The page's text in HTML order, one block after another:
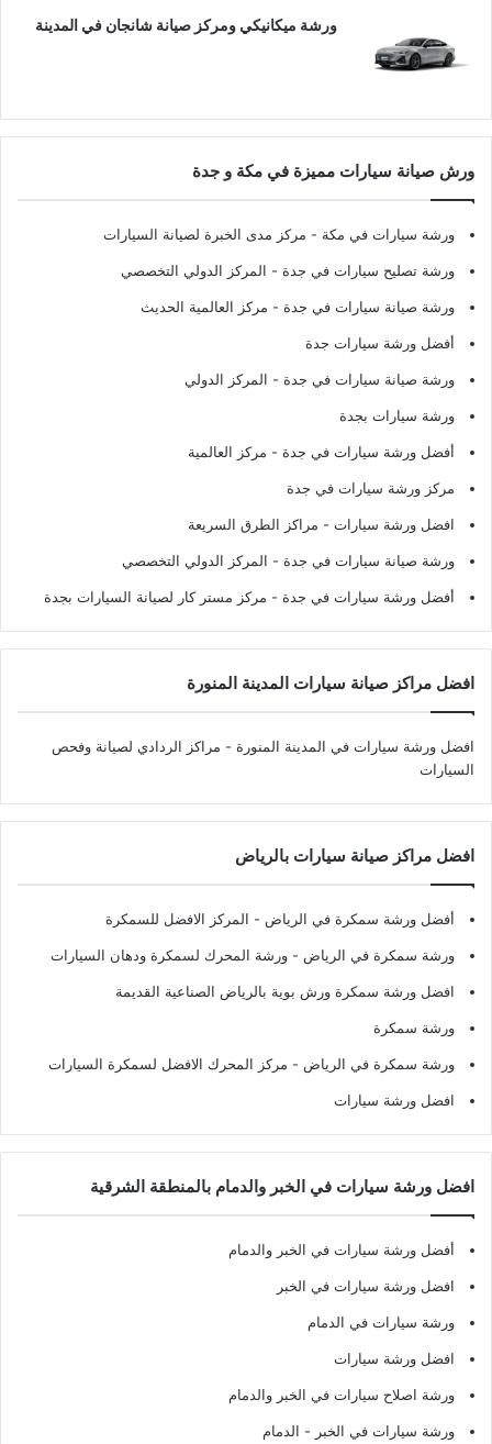
ورشة ميكانيكي ومركز صيانة شانجان في المدينة
ورش صيانة سيارات مميزة في مكة و جدة
ورشة سيارات في مكة - مركز مدى الخبرة لصيانة السيارات
ورشة تصليح سيارات في جدة - المركز الدولي التخصصي
ورشة صيانة سيارات في جدة - مركز العالمية الحديث
أفضل ورشة سيارات جدة
ورشة صيانة سيارات في جدة - المركز الدولي
ورشة سيارات بجدة
أفضل ورشة سيارات في جدة - مركز العالمية
مركز ورشة سيارات في جدة
افضل ورشة سيارات - مراكز الطرق السريعة
ورشة صيانة سيارات في جدة - المركز الدولي التخصصي
أفضل ورشة سيارات في جدة - مركز مستر كار لصيانة السيارات بجدة
افضل مراكز صيانة سيارات المدينة المنورة
افضل ورشة سيارات في المدينة المنورة - مراكز الردادي لصيانة وفحص
السيارات
افضل مراكز صيانة سيارات بالرياض
أفضل ورشة سمكرة في الرياض - المركز الافضل للسمكرة
ورشة سمكرة في الرياض - ورشة المحرك لسمكرة ودهان السيارات
افضل ورشة سمكرة ورش بوية بالرياض الصناعية القديمة
ورشة سمكرة
ورشة سمكرة في الرياض - مركز المحرك الافضل لسمكرة السيارات
افضل ورشة سيارات
افضل ورشة سيارات في الخبر والدمام بالمنطقة الشرقية
أفضل ورشة سيارات في الخبر والدمام
افضل ورشة سيارات في الخبر
ورشة سيارات في الدمام
افضل ورشة سيارات
ورشة اصلاح سيارات في الخبر والدمام
ورشة سيارات في الخبر - الدمام